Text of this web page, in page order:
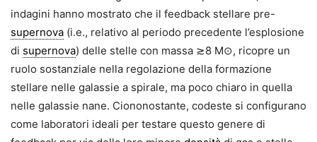
indagini hanno mostrato che il feedback stellare pre-
supernova (i.e., relativo al periodo precedente l’esplosione
di supernova) delle stelle con massa ≳8 M⊙, ricopre un
ruolo sostanziale nella regolazione della formazione
stellare nelle galassie a spirale, ma poco chiaro in quella
nelle galassie nane. Ciononostante, codeste si configurano
come laboratori ideali per testare questo genere di